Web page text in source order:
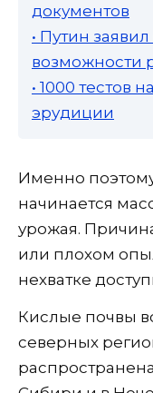
документов
• Путин
возможности
• 1000 тестов
эрудиции
Именно
начинается
урожая.
или плохом
нехватке
Кислые почвы
северных